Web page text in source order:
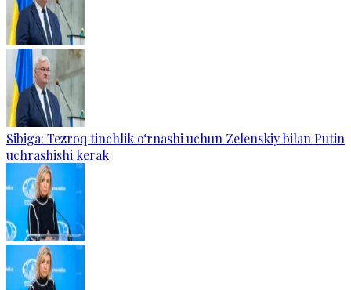
Sibiga: Tezroq tinchlik o‘rnashi uchun Zelenskiy bilan Putin
uchrashishi kerak